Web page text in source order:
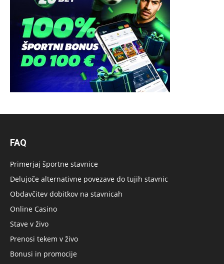
FAQ
Primerjaj športne stavnice
Delujoče alternativne povezave do tujih stavnic
Obdavčitev dobitkov na stavnicah
Online Casino
Stave v živo
Prenosi tekem v živo
Bonusi in promocije